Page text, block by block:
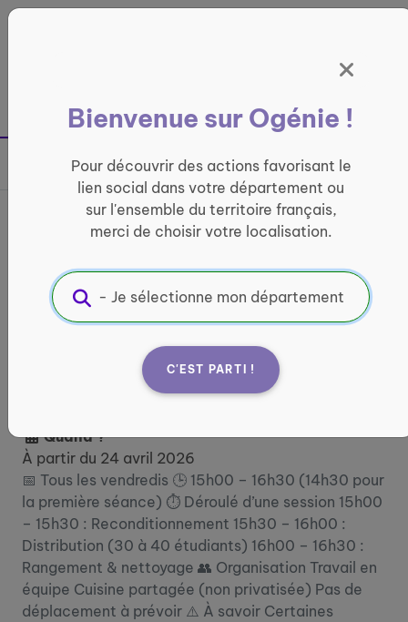
France entière
Bienvenue sur Ogénie !
Pour découvrir des actions favorisant le
lien social dans votre département ou
sur l'ensemble du territoire français,
merci de choisir votre localisation.
C'EST PARTI !
Partager sur
J'aide à préparer et
distribuer des repas anti-
gaspi
Informations pratiques :
Quand ?
À partir du 24 avril 2026
📅 Tous les vendredis 🕒 15h00 – 16h30 (14h30 pour
la première séance) ⏱️ Déroulé d’une session 15h00
– 15h30 : Reconditionnement 15h30 – 16h00 :
Distribution (30 à 40 étudiants) 16h00 – 16h30 :
Rangement & nettoyage 👥 Organisation Travail en
équipe Cuisine partagée (non privatisée) Pas de
déplacement à prévoir ⚠️ À savoir Certaines
Panneau de gestion des cookies